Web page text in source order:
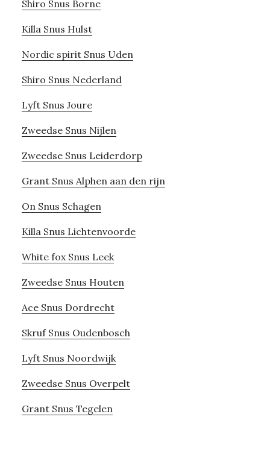
Shiro Snus Borne
Killa Snus Hulst
Nordic spirit Snus Uden
Shiro Snus Nederland
Lyft Snus Joure
Zweedse Snus Nijlen
Zweedse Snus Leiderdorp
Grant Snus Alphen aan den rijn
On Snus Schagen
Killa Snus Lichtenvoorde
White fox Snus Leek
Zweedse Snus Houten
Ace Snus Dordrecht
Skruf Snus Oudenbosch
Lyft Snus Noordwijk
Zweedse Snus Overpelt
Grant Snus Tegelen